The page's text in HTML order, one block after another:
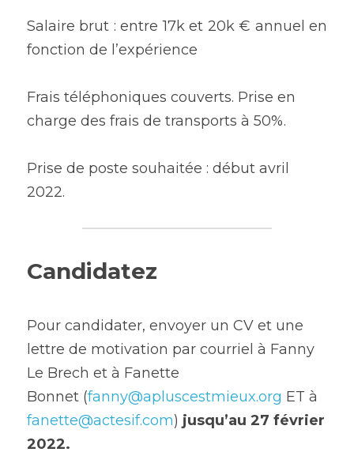
Salaire brut : entre 17k et 20k € annuel en
fonction de l’expérience
Frais téléphoniques couverts. Prise en
charge des frais de transports à 50%.
Prise de poste souhaitée : début avril
2022.
Candidatez
Pour candidater, envoyer un CV et une
lettre de motivation par courriel à Fanny
Le Brech et à Fanette
Bonnet (fanny@apluscestmieux.org
fanette@actesif.com) jusqu’au 27 février
2022.